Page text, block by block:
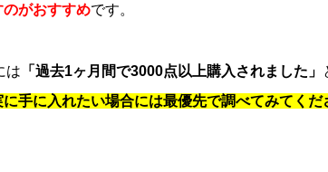
がおすすめです。
は 「過去1ヶ月間で3000点以上購入されました」
に手に入れたい場合には最優先で調べてみてくだ